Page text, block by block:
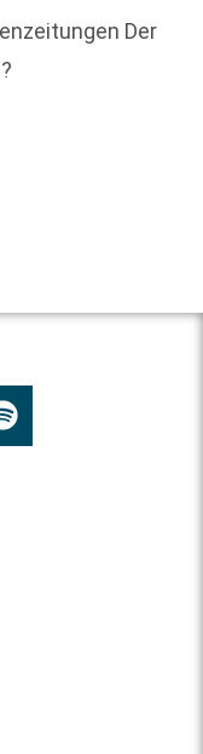
Der